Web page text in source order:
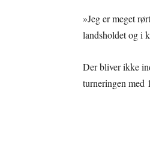
»Jeg er meget
landsholdet og i
Der bliver ikke
turneringen med